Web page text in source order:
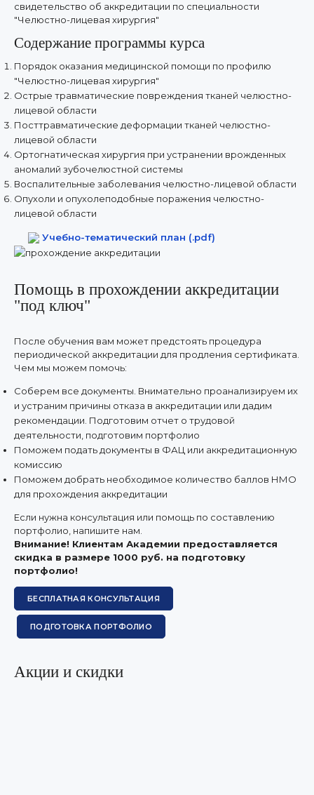
свидетельство об аккредитации по специальности
"Челюстно-лицевая хирургия"
Содержание программы курса
Порядок оказания медицинской помощи по профилю
"Челюстно-лицевая хирургия"
Острые травматические повреждения тканей челюстно-
лицевой области
Посттравматические деформации тканей челюстно-
лицевой области
Ортогнатическая хирургия при устранении врожденных
аномалий зубочелюстной системы
Воспалительные заболевания челюстно-лицевой области
Опухоли и опухолеподобные поражения челюстно-
лицевой области
Учебно-тематический план (.pdf)
Помощь в прохождении аккредитации
"под ключ"
После обучения вам может предстоять процедура
периодической аккредитации для продления сертификата.
Чем мы можем помочь:
Соберем все документы. Внимательно проанализируем их
и устраним причины отказа в аккредитации или дадим
рекомендации. Подготовим отчет о трудовой
деятельности, подготовим портфолио
Поможем подать документы в ФАЦ или аккредитационную
комиссию
Поможем добрать необходимое количество баллов НМО
для прохождения аккредитации
Если нужна консультация или помощь по составлению
портфолио, напишите нам.
Внимание! Клиентам Академии предоставляется
скидка в размере 1000 руб. на подготовку
портфолио!
БЕСПЛАТНАЯ КОНСУЛЬТАЦИЯ
ПОДГОТОВКА ПОРТФОЛИО
Акции и скидки